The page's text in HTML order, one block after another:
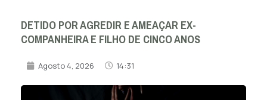
DETIDO POR AGREDIR E AMEAÇAR EX-
COMPANHEIRA E FILHO DE CINCO ANOS
Agosto 4, 2026 14:31